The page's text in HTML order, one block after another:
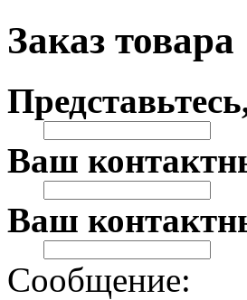
Заказ товара
Ваш
Ваш
Сообщение: